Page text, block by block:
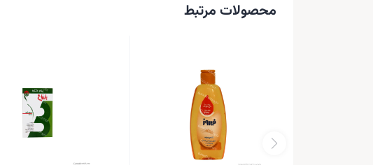
محصولات مرتبط